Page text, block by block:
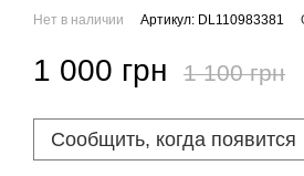
Нет в наличии Артикул: DL110983381
1 000 грн 1 100 грн
Сообщить, когда появится